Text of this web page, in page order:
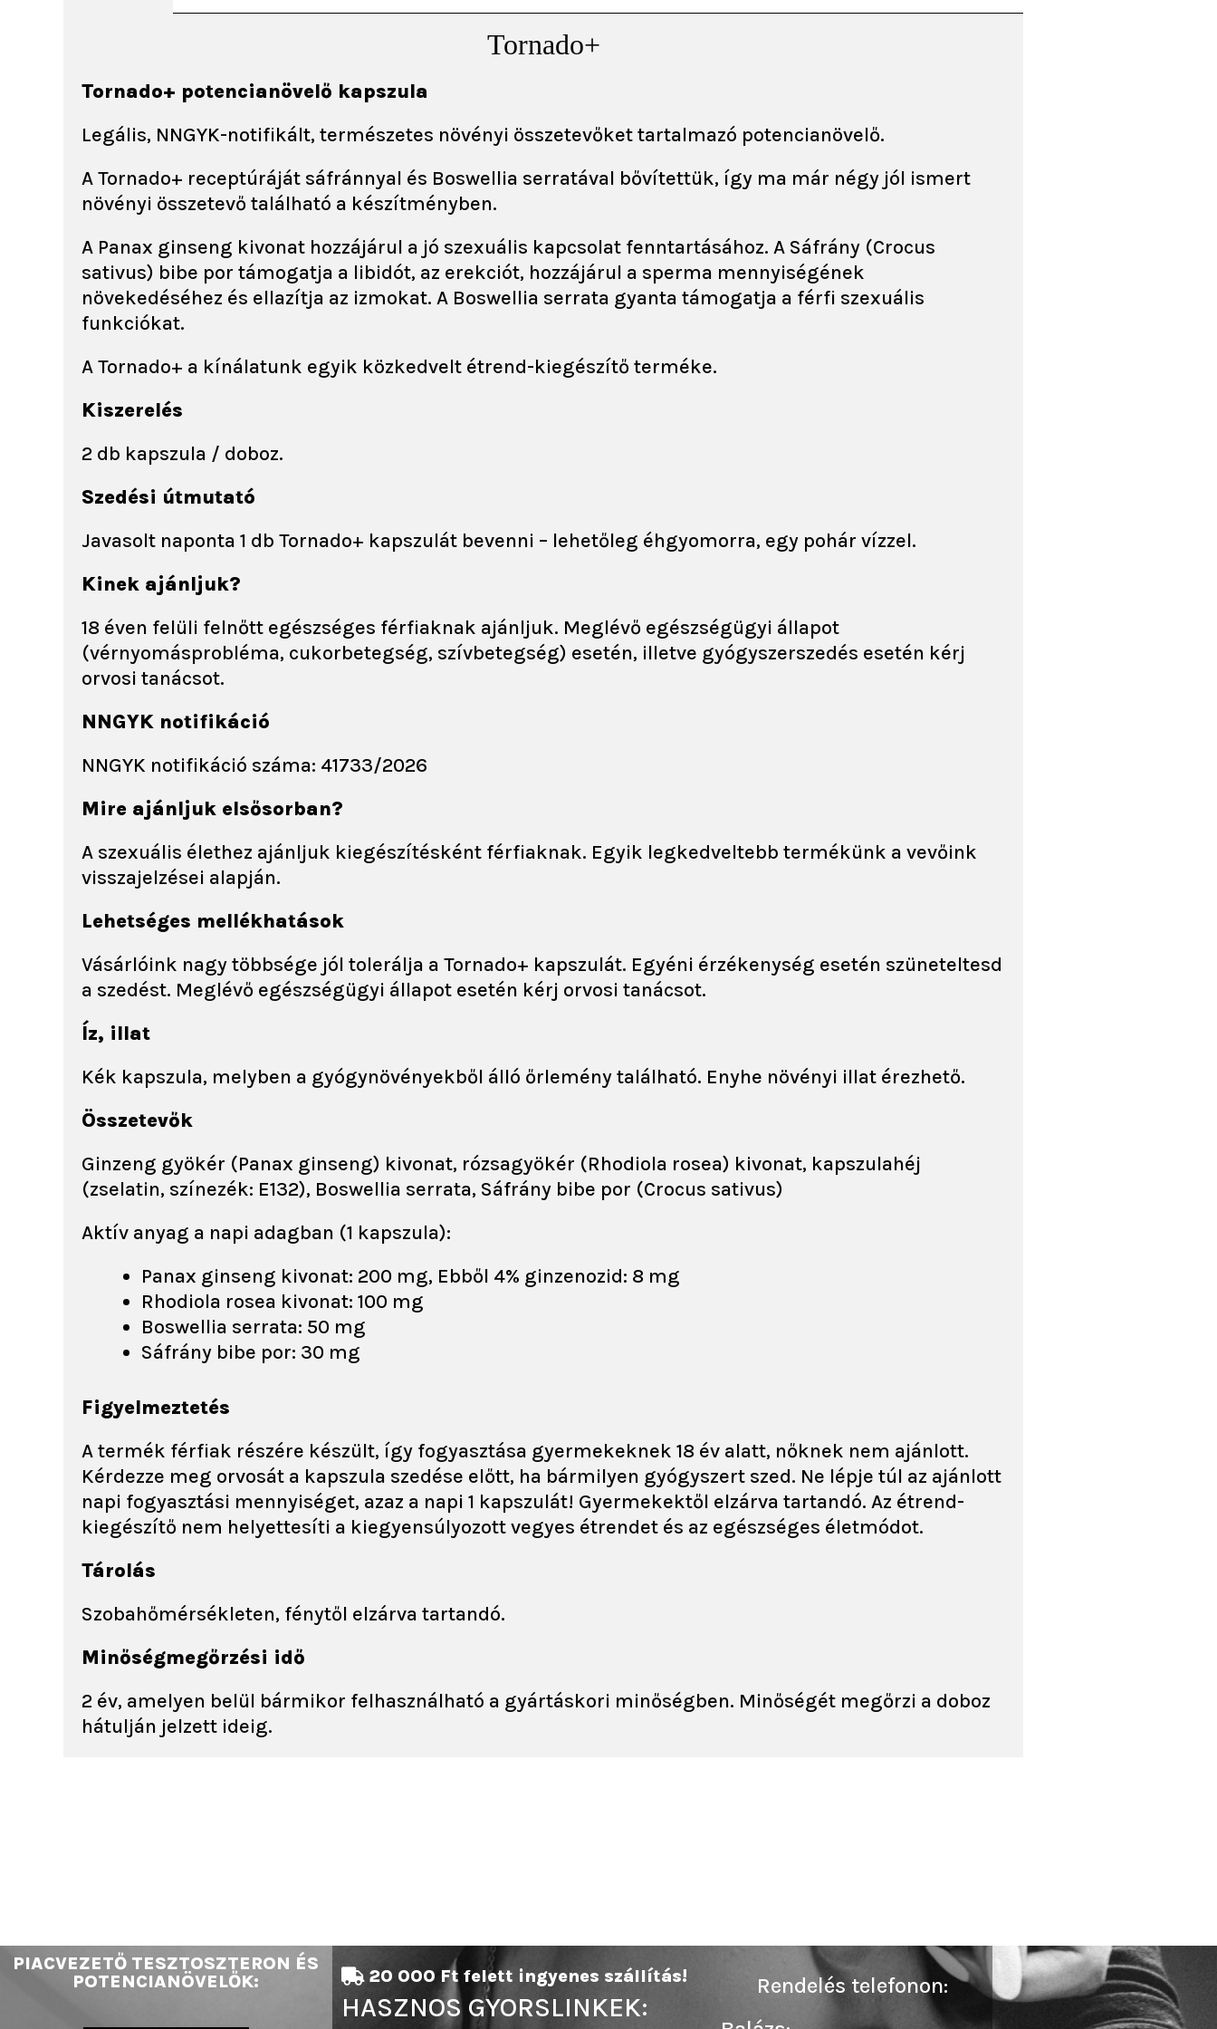
Tornado+
Tornado+ potencianövelő kapszula
Legális, NNGYK-notifikált, természetes növényi összetevőket tartalmazó potencianövelő.
A Tornado+ receptúráját sáfránnyal és Boswellia serratával bővítettük, így ma már négy jól ismert
növényi összetevő található a készítményben.
A Panax ginseng kivonat hozzájárul a jó szexuális kapcsolat fenntartásához. A Sáfrány (Crocus
sativus) bibe por támogatja a libidót, az erekciót, hozzájárul a sperma mennyiségének
növekedéséhez és ellazítja az izmokat. A Boswellia serrata gyanta támogatja a férfi szexuális
funkciókat.
A Tornado+ a kínálatunk egyik közkedvelt étrend-kiegészítő terméke.
Kiszerelés
2 db kapszula / doboz.
Szedési útmutató
Javasolt naponta 1 db Tornado+ kapszulát bevenni – lehetőleg éhgyomorra, egy pohár vízzel.
Kinek ajánljuk?
18 éven felüli felnőtt egészséges férfiaknak ajánljuk. Meglévő egészségügyi állapot
(vérnyomásprobléma, cukorbetegség, szívbetegség) esetén, illetve gyógyszerszedés esetén kérj
orvosi tanácsot.
NNGYK notifikáció
NNGYK notifikáció száma: 41733/2026
Mire ajánljuk elsősorban?
A szexuális élethez ajánljuk kiegészítésként férfiaknak. Egyik legkedveltebb termékünk a vevőink
visszajelzései alapján.
Lehetséges mellékhatások
Vásárlóink nagy többsége jól tolerálja a Tornado+ kapszulát. Egyéni érzékenység esetén szüneteltesd
a szedést. Meglévő egészségügyi állapot esetén kérj orvosi tanácsot.
Íz, illat
Kék kapszula, melyben a gyógynövényekből álló őrlemény található. Enyhe növényi illat érezhető.
Összetevők
Ginzeng gyökér (Panax ginseng) kivonat, rózsagyökér (Rhodiola rosea) kivonat, kapszulahéj
(zselatin, színezék: E132), Boswellia serrata, Sáfrány bibe por (Crocus sativus)
Aktív anyag a napi adagban (1 kapszula):
Panax ginseng kivonat: 200 mg, Ebből 4% ginzenozid: 8 mg
Rhodiola rosea kivonat: 100 mg
Boswellia serrata: 50 mg
Sáfrány bibe por: 30 mg
Figyelmeztetés
A termék férfiak részére készült, így fogyasztása gyermekeknek 18 év alatt, nőknek nem ajánlott.
Kérdezze meg orvosát a kapszula szedése előtt, ha bármilyen gyógyszert szed. Ne lépje túl az ajánlott
napi fogyasztási mennyiséget, azaz a napi 1 kapszulát! Gyermekektől elzárva tartandó. Az étrend-
kiegészítő nem helyettesíti a kiegyensúlyozott vegyes étrendet és az egészséges életmódot.
Tárolás
Szobahőmérsékleten, fénytől elzárva tartandó.
Minőségmegőrzési idő
2 év, amelyen belül bármikor felhasználható a gyártáskori minőségben. Minőségét megőrzi a doboz
hátulján jelzett ideig.
PIACVEZETŐ TESZTOSZTERON ÉS
POTENCIANÖVELŐK:
20 000 Ft felett ingyenes szállítás!
HASZNOS GYORSLINKEK:
Rendelés telefonon: